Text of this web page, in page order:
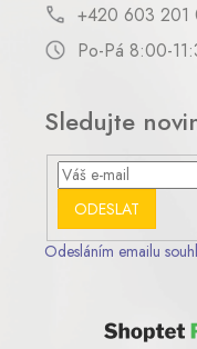
+420 603 201
Po-Pá 8:00-
Sledujte
ODESLAT
Odesláním emailu